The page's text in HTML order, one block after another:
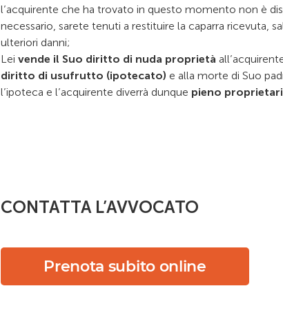
l’acquirente che ha trovato in questo momento non è
necessario, sarete tenuti a restituire la caparra ricevuta,
ulteriori danni;
Lei vende il Suo diritto di nuda proprietà
diritto di usufrutto (ipotecato) e alla morte di Suo
l’ipoteca e l’acquirente diverrà dunque pieno
CONTATTA L’AVVOCATO
Prenota subito online